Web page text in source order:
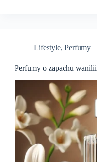
Lifestyle, Perfumy
Perfumy o zapachu wanilii